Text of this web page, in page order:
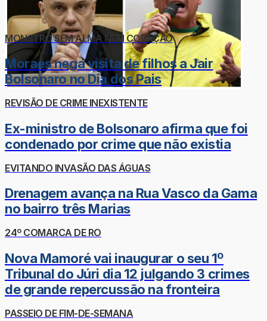
MONSTRO SEM ALMA NEM CORAÇÃO
Moraes nega visita de filhos a Jair
Bolsonaro no Dia dos Pais
REVISÃO DE CRIME INEXISTENTE
Ex-ministro de Bolsonaro afirma que foi
condenado por crime que não existia
EVITANDO INVASÃO DAS ÁGUAS
Drenagem avança na Rua Vasco da Gama
no bairro três Marias
24º COMARCA DE RO
Nova Mamoré vai inaugurar o seu 1º
Tribunal do Júri dia 12 julgando 3 crimes
de grande repercussão na fronteira
PASSEIO DE FIM-DE-SEMANA